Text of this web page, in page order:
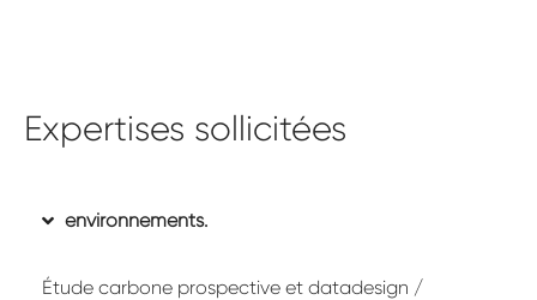
Expertises sollicitées
environnements.
Étude carbone prospective et datadesign /